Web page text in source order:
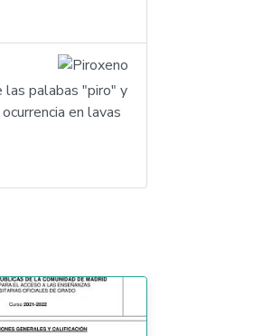
las palabas "piro" y
en lavas